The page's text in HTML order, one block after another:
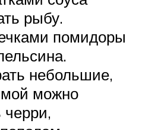
рыбу.
помидоры
небольшие,
можно
черри,